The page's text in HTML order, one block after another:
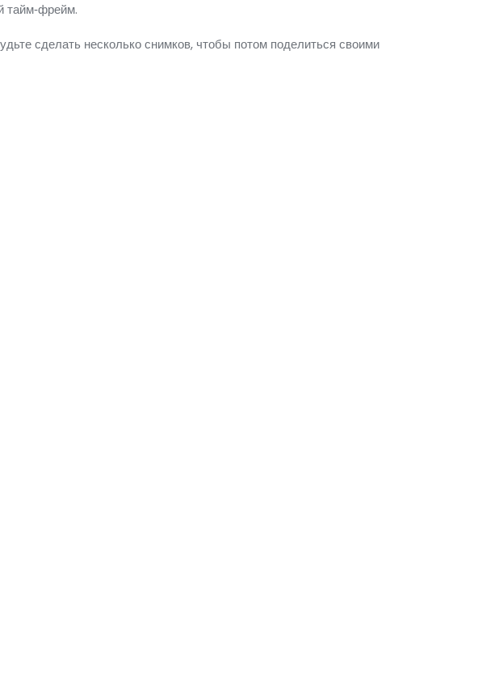
тайм‑фрейм.
сделать несколько снимков, чтобы потом поделиться своими